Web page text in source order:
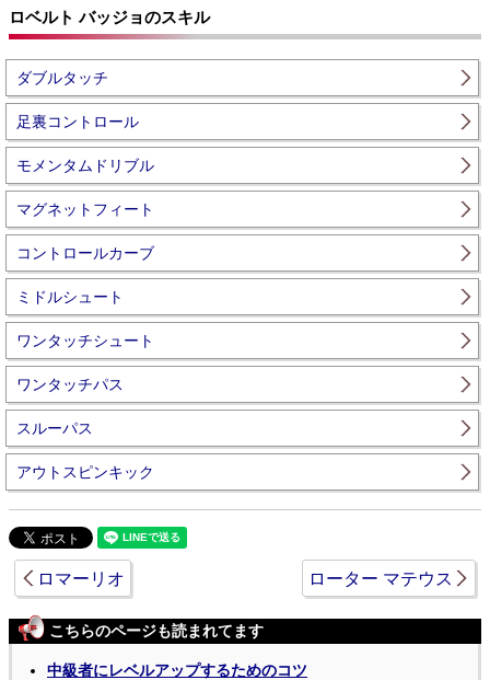
ロベルト バッジョのスキル
ダブルタッチ
足裏コントロール
モメンタムドリブル
マグネットフィート
コントロールカーブ
ミドルシュート
ワンタッチシュート
ワンタッチパス
スルーパス
アウトスピンキック
ロマーリオ ローター マテウス
こちらのページも読まれてます
中級者にレベルアップするためのコツ